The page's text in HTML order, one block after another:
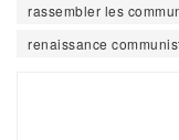
rassembler les
renaissance